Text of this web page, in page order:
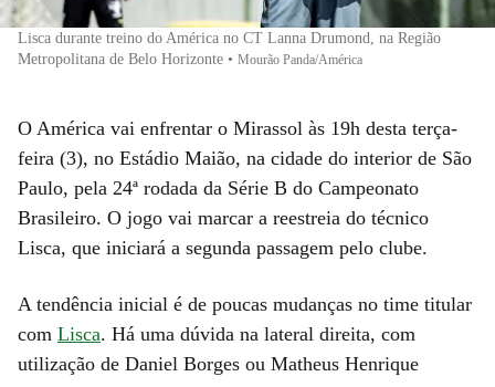
Lisca durante treino do América no CT Lanna Drumond, na Região
Metropolitana de Belo Horizonte • Mourão Panda/América
O América vai enfrentar o Mirassol às 19h desta terça-
feira (3), no Estádio Maião, na cidade do interior de São
Paulo, pela 24ª rodada da Série B do Campeonato
Brasileiro. O jogo vai marcar a reestreia do técnico
Lisca, que iniciará a segunda passagem pelo clube.
A tendência inicial é de poucas mudanças no time titular
com Lisca. Há uma dúvida na lateral direita, com
utilização de Daniel Borges ou Matheus Henrique